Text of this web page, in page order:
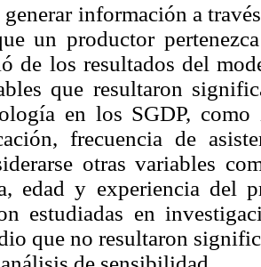
generar información a
un productor
de los resultados del
que resultaron
en los SGDP,
frecuencia de
otras variables
edad y experiencia del
estudiadas en
que no resultaron